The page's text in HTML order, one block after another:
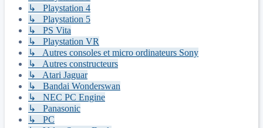
↳ Playstation 4
↳ Playstation 5
↳ PS Vita
↳ Playstation VR
↳ Autres consoles et micro ordinateurs Sony
↳ Autres constructeurs
↳ Atari Jaguar
↳ Bandai Wonderswan
↳ NEC PC Engine
↳ Panasonic
↳ PC